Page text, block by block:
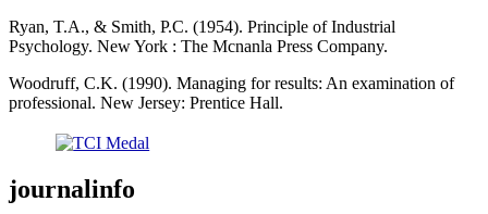
Ryan, T.A., & Smith, P.C. (1954). Principle of Industrial
Psychology. New York : The Mcnanla Press Company.
Woodruff, C.K. (1990). Managing for results: An examination of
professional. New Jersey: Prentice Hall.
journalinfo